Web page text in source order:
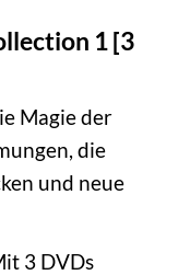
1 [3
Magie der
die
und neue
3 DVDs